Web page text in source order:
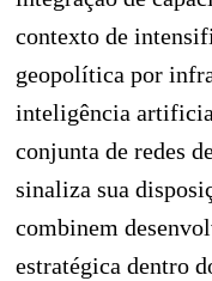
contexto de
geopolítica por
inteligência
conjunta de redes
sinaliza sua
combinem
estratégica dentro